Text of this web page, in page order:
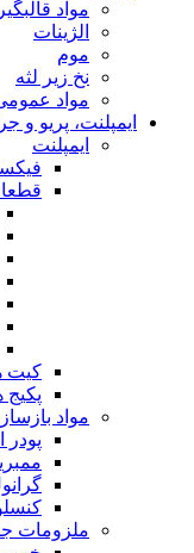
مواد
الژینات
موم
نخ زیر لثه
مواد
ایمپلنت، پریو و
ایمپلنت
کیت
پکیج
مواد
پودر
ملزومات